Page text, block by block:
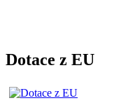
Dotace z EU